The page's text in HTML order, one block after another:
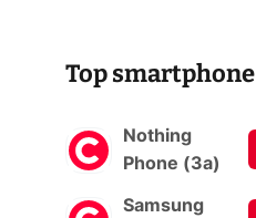
Top smartphone
Nothing
Phone (3a)
Samsung